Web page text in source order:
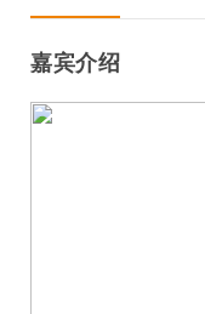
嘉宾介绍